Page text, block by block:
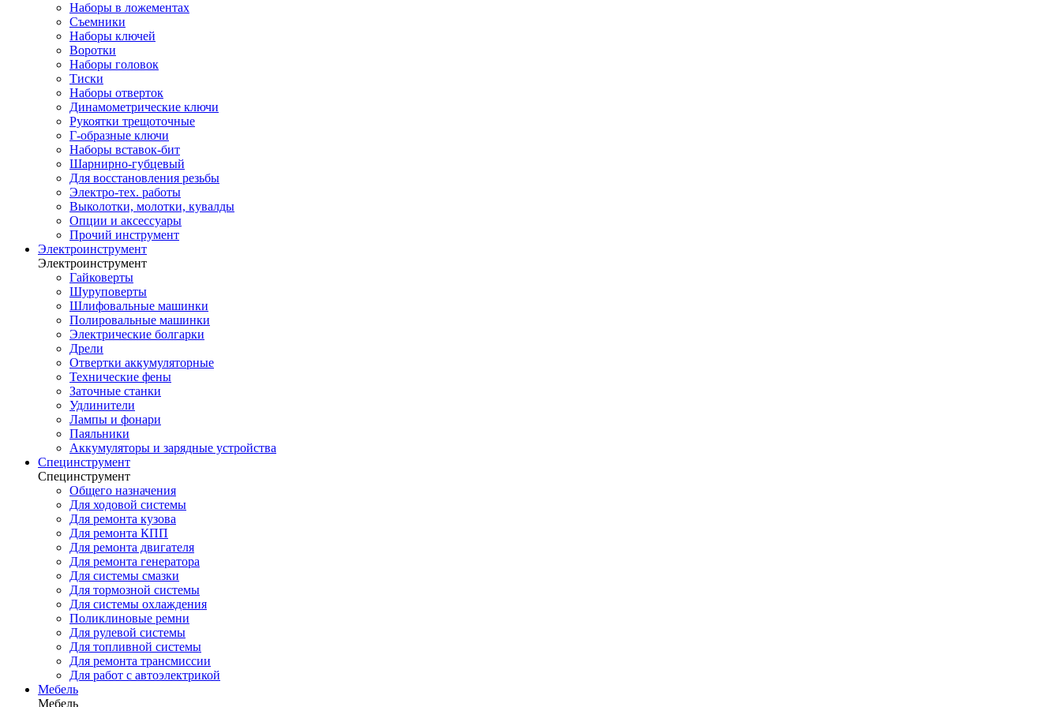
Наборы в ложементах
Съемники
Наборы ключей
Воротки
Наборы головок
Тиски
Наборы отверток
Динамометрические ключи
Рукоятки трещоточные
Г-образные ключи
Наборы вставок-бит
Шарнирно-губцевый
Для восстановления резьбы
Электро-тех. работы
Выколотки, молотки, кувалды
Опции и аксессуары
Прочий инструмент
Электроинструмент
Электроинструмент
Гайковерты
Шуруповерты
Шлифовальные машинки
Полировальные машинки
Электрические болгарки
Дрели
Отвертки аккумуляторные
Технические фены
Заточные станки
Удлинители
Лампы и фонари
Паяльники
Аккумуляторы и зарядные устройства
Специнструмент
Специнструмент
Общего назначения
Для ходовой системы
Для ремонта кузова
Для ремонта КПП
Для ремонта двигателя
Для ремонта генератора
Для системы смазки
Для тормозной системы
Для системы охлаждения
Поликлиновые ремни
Для рулевой системы
Для топливной системы
Для ремонта трансмиссии
Для работ с автоэлектрикой
Мебель
Мебель